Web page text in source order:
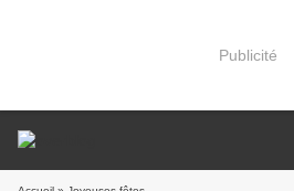
Publicité